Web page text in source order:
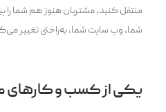
منتقل کنید، مشتریان هنوز هم شما را
شما، وب سایت شما، به‌راحتی‌ تغییر
یکی از کسب و کار‌های